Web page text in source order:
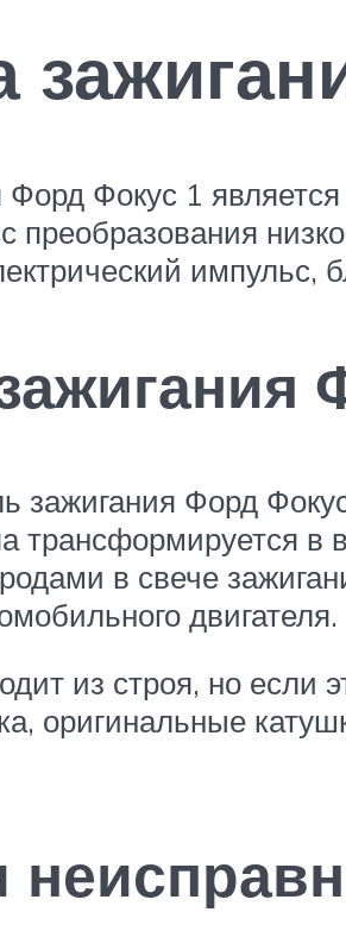
Форд Фокус 1
преобразования
импульс,
зажигания Форд
трансформируется
в свече
двигателя.
из строя, но
оригинальные